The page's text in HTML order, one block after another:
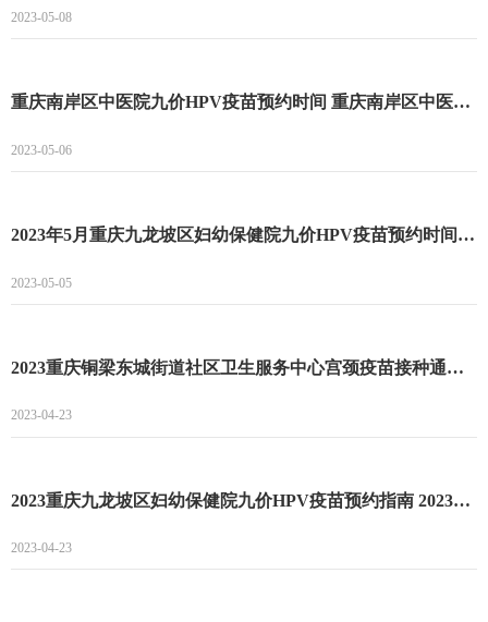
2023-05-08
重庆南岸区中医院九价HPV疫苗预约时间 重庆南岸区中医院九价HPV疫苗预约流程
2023-05-06
2023年5月重庆九龙坡区妇幼保健院九价HPV疫苗预约时间 2023年5月重庆九龙坡区妇幼保健院九价HPV疫苗预约流程
2023-05-05
2023重庆铜梁东城街道社区卫生服务中心宫颈疫苗接种通知 2023重庆铜梁东城街道社区卫生服务中心宫颈疫苗预约时间
2023-04-23
2023重庆九龙坡区妇幼保健院九价HPV疫苗预约指南 2023重庆九龙坡区妇幼保健院九价HPV疫苗预约时间
2023-04-23